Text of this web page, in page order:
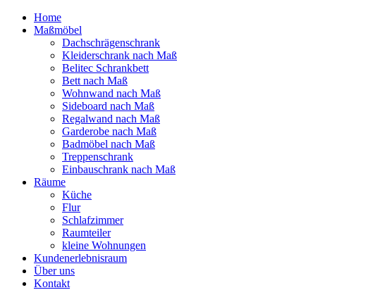
Home
Maßmöbel
Dachschrägenschrank
Kleiderschrank nach Maß
Belitec Schrankbett
Bett nach Maß
Wohnwand nach Maß
Sideboard nach Maß
Regalwand nach Maß
Garderobe nach Maß
Badmöbel nach Maß
Treppenschrank
Einbauschrank nach Maß
Räume
Küche
Flur
Schlafzimmer
Raumteiler
kleine Wohnungen
Kundenerlebnisraum
Über uns
Kontakt